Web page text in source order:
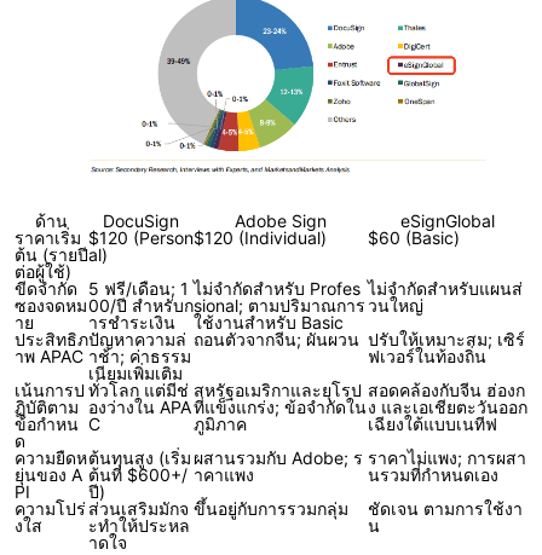
ด้าน DocuSign Adobe Sign
eSignGlobal
ราคาเริ่ม
ต้น (รายปี
ต่อผู้ใช้)
$120 (Person
al)
$120 (Individual) $60 (Basic)
ขีดจำกัด
ซองจดหม
าย
5 ฟรี/เดือน; 1
00/ปี สำหรับก
ารชำระเงิน
ไม่จำกัดสำหรับ Profes
sional; ตามปริมาณการ
ใช้งานสำหรับ Basic
ไม่จำกัดสำหรับแผนส่
วนใหญ่
ประสิทธิภ
าพ APAC
ปัญหาความล่
าช้า; ค่าธรรม
เนียมเพิ่มเติม
ถอนตัวจากจีน; ผันผวน ปรับให้เหมาะสม; เซิร์
ฟเวอร์ในท้องถิ่น
เน้นการป
ฏิบัติตาม
ข้อกำหน
ด
ทั่วโลก แต่มีช่
องว่างใน APA
C
สหรัฐอเมริกาและยุโรป
ที่แข็งแกร่ง; ข้อจำกัดใน
ภูมิภาค
สอดคล้องกับจีน ฮ่องก
ง และเอเชียตะวันออก
เฉียงใต้แบบเนทีฟ
ความยืดห
ยุ่นของ A
PI
ต้นทุนสูง (เริ่ม
ต้นที่ $600+/
ปี)
ผสานรวมกับ Adobe; ร
าคาแพง
ราคาไม่แพง; การผสา
นรวมที่กำหนดเอง
ความโปร่
งใส
ส่วนเสริมมักจ
ะทำให้ประหล
าดใจ
ขึ้นอยู่กับการรวมกลุ่ม
ชัดเจน ตามการใช้งา
น